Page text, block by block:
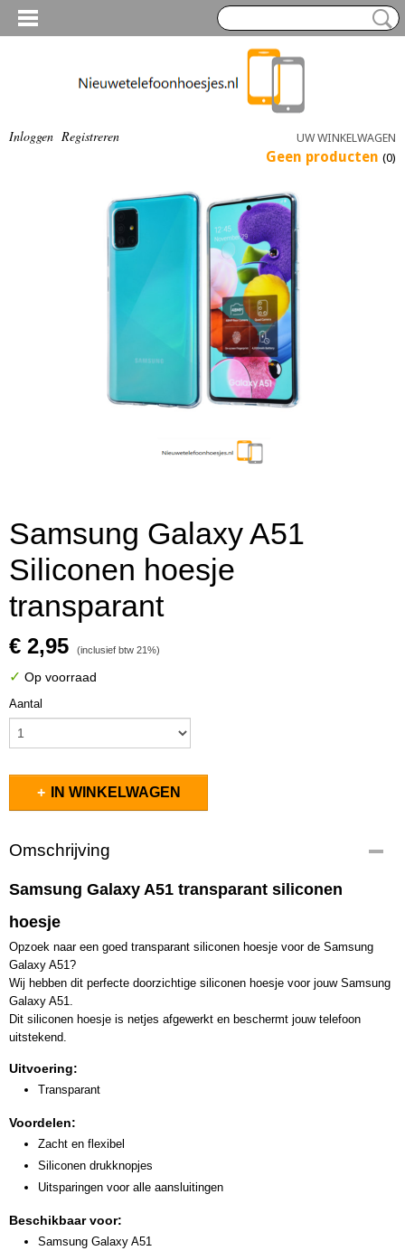
Inloggen Registreren UW WINKELWAGEN
Geen producten (0)
Samsung Galaxy A51
Siliconen hoesje
transparant
€ 2,95 (inclusief btw 21%)
✓ Op voorraad
Aantal
IN WINKELWAGEN
Omschrijving
Samsung Galaxy A51 transparant siliconen
hoesje
Opzoek naar een goed transparant siliconen hoesje voor de Samsung
Galaxy A51?
Wij hebben dit perfecte doorzichtige siliconen hoesje voor jouw Samsung
Galaxy A51.
Dit siliconen hoesje is netjes afgewerkt en beschermt jouw telefoon
uitstekend.
Uitvoering:
Transparant
Voordelen:
Zacht en flexibel
Siliconen drukknopjes
Uitsparingen voor alle aansluitingen
Beschikbaar voor:
Samsung Galaxy A51